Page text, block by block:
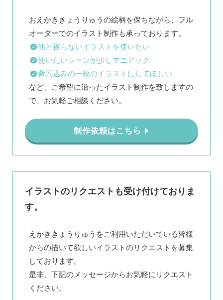
おえかききょうりゅうの絵柄を保ちながら、フル
他と被らないイラストを使いたい
使いたいシーンが少しマニアック
背景込みの一枚のイラストにしてほしい
など、ご希望に沿ったイラスト制作を致しますの
で、お気軽ご相談ください。
制作依頼はこちら
イラストのリクエストも受け付けておりま
す。
えかききょうりゅうをご利用いただいている皆様
からの描いて欲しいイラストのリクエストを募集
しております。
是非、下記のメッセージからお気軽にリクエスト
ください。